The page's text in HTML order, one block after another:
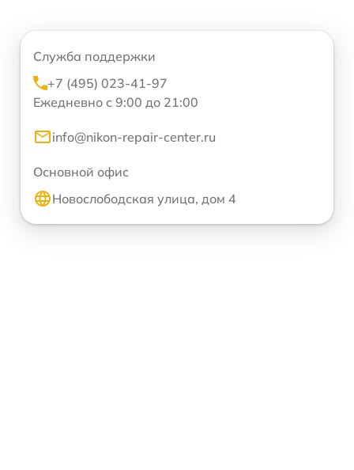
Служба поддержки
+7 (495) 023-41-97
Ежедневно с 9:00 до 21:00
info@nikon-repair-center.ru
Основной офис
Новослободская улица, дом 4